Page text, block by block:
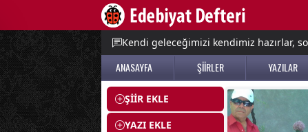
Kendi geleceğimizi kendimiz hazırlar,
ANASAYFA ŞİİRLER YAZILAR
ŞİİR EKLE
YAZI EKLE
menu